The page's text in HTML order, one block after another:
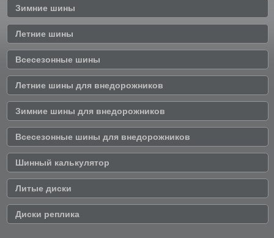
Зимние шины
Летние шины
Всесезонные шины
Летние шины для внедорожников
Зимние шины для внедорожников
Всесезонные шины для внедорожников
Шинный калькулятор
Литые диски
Диски реплика